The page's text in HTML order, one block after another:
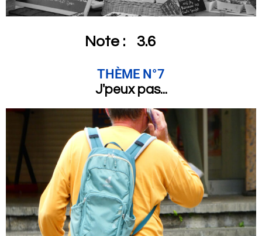
Note : 3.6
THÈME N°7
J'peux pas...